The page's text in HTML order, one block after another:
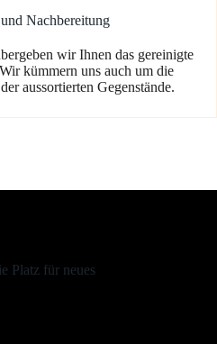
Nachbereitung
wir Ihnen das gereinigte
kümmern uns auch um die
aussortierten Gegenstände.
Platz für neues